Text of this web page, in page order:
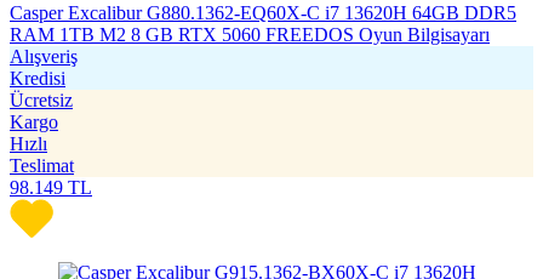
Casper Excalibur G880.1362-EQ60X-C i7 13620H 64GB DDR5
RAM 1TB M2 8 GB RTX 5060 FREEDOS Oyun Bilgisayarı
Alışveriş
Kredisi
Ücretsiz
Kargo
Hızlı
Teslimat
98.149 TL